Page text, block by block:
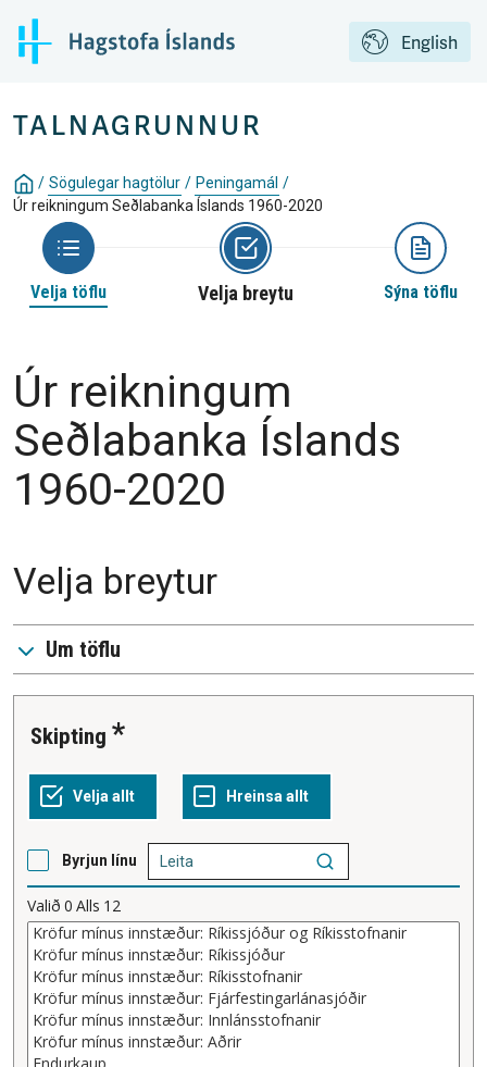
English
TALNAGRUNNUR
/ Sögulegar hagtölur / Peningamál /
Úr reikningum Seðlabanka Íslands 1960-2020
Velja töflu Velja breytu Sýna töflu
Úr reikningum
Seðlabanka Íslands
1960-2020
Velja breytur
Um töflu
Skipting
Byrjun línu
Valið 0 Alls 12